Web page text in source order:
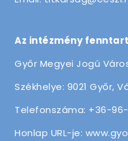
Az intézmény
Győr Megyei Jogú
Székhelye: 9021 Győr,
Telefonszáma: +36-
Honlap URL-je: